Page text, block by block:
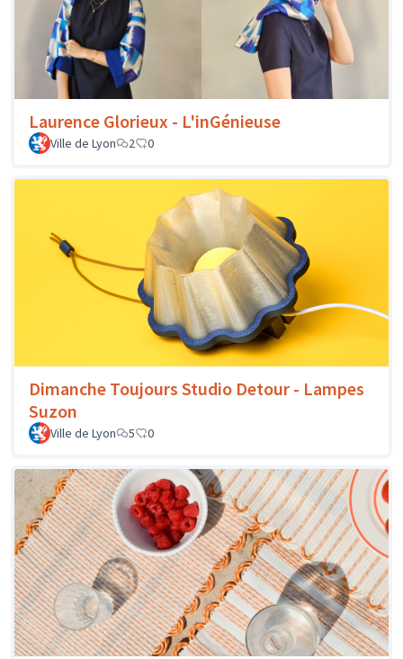
Laurence Glorieux - L'inGénieuse
Ville de Lyon 2 0
Dimanche Toujours Studio Detour - Lampes
Suzon
Ville de Lyon 5 0